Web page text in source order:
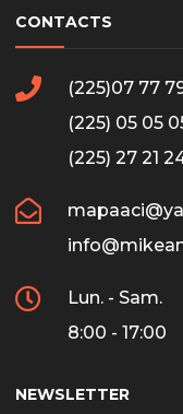
CONTACTS
(225)07 77
(225) 05 05
(225) 27 21
Lun. - Sam.
8:00 - 17:00
NEWSLETTER